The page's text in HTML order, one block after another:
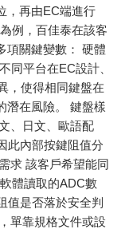
，再由EC端進行
例，百佳泰在該客
項關鍵變數： 硬體
同平台在EC設計、
，使得相同鍵盤在
潛在風險。 鍵盤樣
、日文、歐語配
此內部按鍵阻值分
求 該客戶希望能同
體讀取的ADC數
值是否落於安全判
單靠規格文件或設